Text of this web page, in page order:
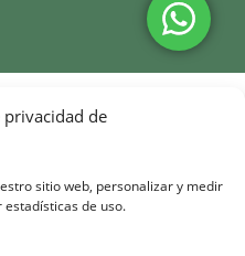
privacidad de
sitio web, personalizar y medir
de uso.